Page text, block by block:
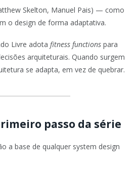
Skelton, Manuel Pais) — como
o design de forma adaptativa.
Livre adota fitness functions para
arquiteturais. Quando surgem
se adapta, em vez de quebrar.
passo da série
a base de qualquer system design